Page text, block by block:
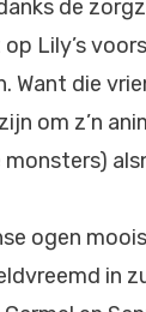
de
Lily’s
Want die
om z’n
ogen
in